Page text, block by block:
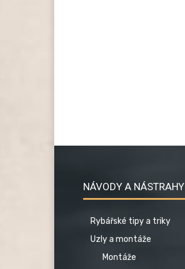
NÁVODY A NÁSTRAHY
Rybářské tipy a triky
Uzly a montáže
Montáže